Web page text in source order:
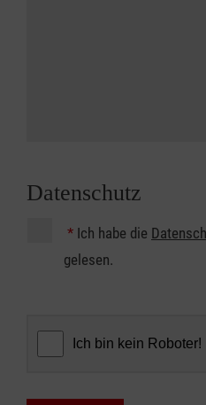
Datenschutz
* Ich habe die
gelesen.